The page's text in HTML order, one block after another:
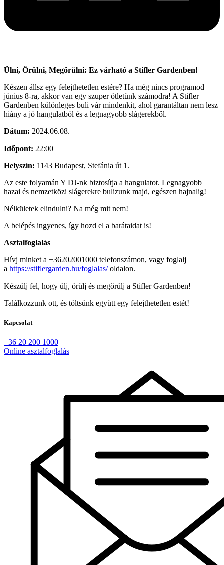
Ülni, Örülni, Megőrülni: Ez várható a Stifler Gardenben!
Készen állsz egy felejthetetlen estére? Ha még nincs programod
június 8-ra, akkor van egy szuper ötletünk számodra! A Stifler
Gardenben különleges buli vár mindenkit, ahol garantáltan nem lesz
hiány a jó hangulatból és a legnagyobb slágerekből.
Dátum: 2024.06.08.
Időpont: 22:00
Helyszín: 1143 Budapest, Stefánia út 1.
Az este folyamán Y DJ-nk biztosítja a hangulatot. Legnagyobb
hazai és nemzetközi slágerekre bulizunk majd, egészen hajnalig!
Nélkületek elindulni? Na még mit nem!
A belépés ingyenes, így hozd el a barátaidat is!
Asztalfoglalás
Hívj minket a +36202001000 telefonszámon, vagy foglalj
a https://stiflergarden.hu/foglalas/oldalon.
Készülj fel, hogy ülj, örülj és megőrülj a Stifler Gardenben!
Találkozzunk ott, és töltsünk együtt egy felejthetetlen estét!
Kapcsolat
+36 20 200 1000
Online asztalfoglalás